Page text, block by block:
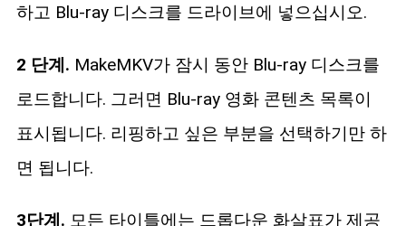
하고 Blu-ray 디스크를 드라이브에 넣으십시오.
2 단계. MakeMKV가 잠시 동안 Blu-ray 디스크를
로드합니다. 그러면 Blu-ray 영화 콘텐츠 목록이
표시됩니다. 리핑하고 싶은 부분을 선택하기만 하
면 됩니다.
3단계. 모든 타이틀에는 드롭다운 화살표가 제공